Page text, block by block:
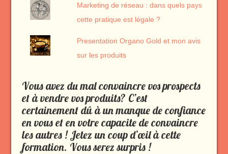
Marketing de réseau : dans quels pays
cette pratique est légale ?
Presentation Organo Gold et mon avis
sur les produits
Vous avez du mal convaincre vos prospects
et à vendre vos produits? C’est
certainement dû à un manque de confiance
en vous et en votre capacite de convaincre
les autres ! Jetez un coup d’œil à cette
formation. Vous serez surpris !